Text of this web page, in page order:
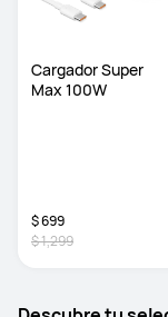
Cargador Super
Max 100W
$ 699
$ 1,299